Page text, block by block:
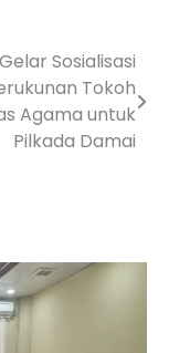
Sosialisasi
Tokoh
Agama untuk
Pilkada Damai